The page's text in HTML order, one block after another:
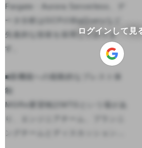
Fargate・Aurora Serverless、デ
ータ分析はGCPのBigQueryなど
先進的な技術を採用しておりま
す。
■新機能への能動的なブレスト体
制
MGRe要望検討MTGという場があ
り、エンジニアチーム、プランニ
ングチームとディスカッション...
ログインして見